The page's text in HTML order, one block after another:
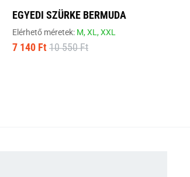
EGYEDI SZÜRKE BERMUDA
Elérhető méretek: M,XL,XXL
7 140 Ft 10 550 Ft